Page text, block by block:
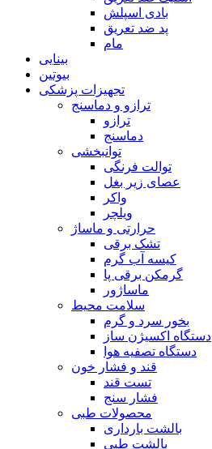
بادی اسپلش
پد ضد تعریق
مام
بینایی
بیوتین
تجهیزات پزشکی
ترازو و دماسنج
ترازو
دماسنج
توانبخشی
توالت فرنگی
عصای زیر بغل
واکر
ویلچر
حرارتی و ماساژ
تشک برقی
کیسه آب گرم
گرمکن برقی پا
ماساژور
سلامت محیط
بخور سرد و گرم
دستگاه اکسیژن ساز
دستگاه تصفیه هوا
قند و فشار خون
تست قند
فشار سنج
محصولات طبی
بالشت بارداری
بالشت طبی